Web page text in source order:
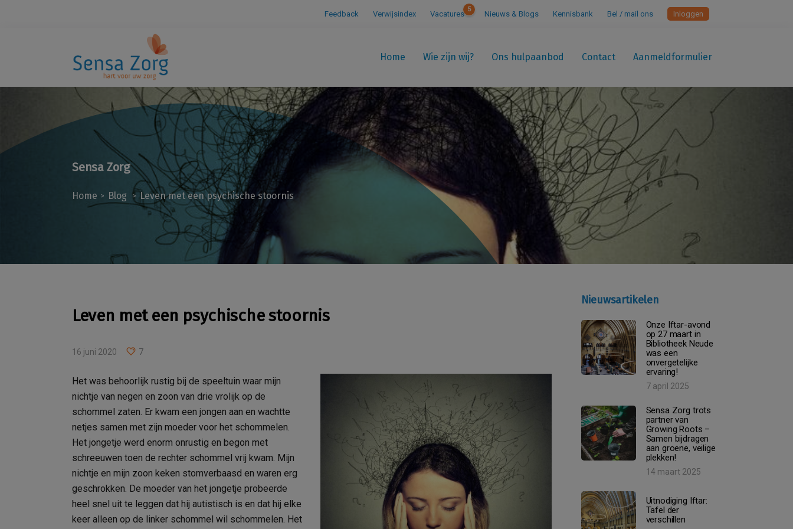
Feedback Verwijsindex Vacatures
5
Nieuws & Blogs Kennisbank Bel / mail ons Inloggen
Home Wie zijn wij? Ons hulpaanbod Contact Aanmeldformulier
Sensa Zorg
Home > Blog > Leven met een psychische stoornis
Leven met een psychische stoornis
16 juni 2020 7
Het was behoorlijk rustig bij de speeltuin waar mijn
nichtje van negen en zoon van drie vrolijk op de
schommel zaten. Er kwam een jongen aan en wachtte
netjes samen met zijn moeder voor het schommelen.
Het jongetje werd enorm onrustig en begon met
schreeuwen toen de rechter schommel vrij kwam. Mijn
nichtje en mijn zoon keken stomverbaasd en waren erg
geschrokken. De moeder van het jongetje probeerde
heel snel uit te leggen dat hij autistisch is en dat hij elke
keer alleen op de linker schommel wil schommelen. Het
Nieuwsartikelen
Onze Iftar-avond
op 27 maart in
Bibliotheek Neude
was een
onvergetelijke
ervaring!
7 april 2025
Sensa Zorg trots
partner van
Growing Roots –
Samen bijdragen
aan groene, veilige
plekken!
14 maart 2025
Uitnodiging Iftar:
Tafel der
verschillen